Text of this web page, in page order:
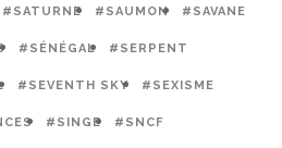
#SATURNE #SAUMON #SAVANE
#SÉNÉGAL #SERPENT
#SEVENTH SKY #SEXISME
#SINGE #SNCF